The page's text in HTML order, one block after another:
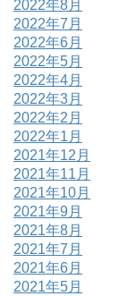
2022年8月
2022年7月
2022年6月
2022年5月
2022年4月
2022年3月
2022年2月
2022年1月
2021年12月
2021年11月
2021年10月
2021年9月
2021年8月
2021年7月
2021年6月
2021年5月